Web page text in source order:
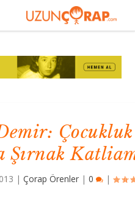
Çocukluk
Şırnak
|Çorap Örenler |0 |